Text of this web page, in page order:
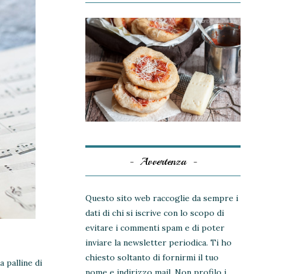
palline di
Avvertenza
Questo sito web raccoglie da sempre i
dati di chi si iscrive con lo scopo di
evitare i commenti spam e di poter
inviare la newsletter periodica. Ti ho
chiesto soltanto di fornirmi il tuo